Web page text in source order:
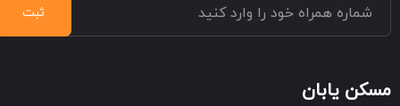
ثبت
مسکن یابان